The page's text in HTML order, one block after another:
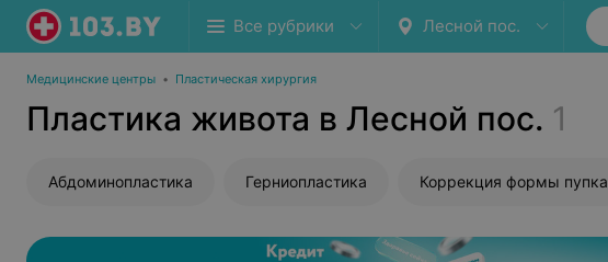
Все рубрики Лесной пос.
Медицинские центры • Пластическая хирургия
Пластика живота в Лесной пос. 1
Абдоминопластика Герниопластика Коррекция формы пупка